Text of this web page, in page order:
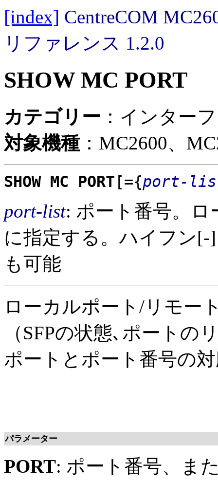
[index] CentreCOM
リファレンス 1.2.0
SHOW MC PORT
カテゴリー ：インター
対象機種 ：MC2600、
SHOW MC PORT [={port-
port-list: ポート番号。
に指定する。ハイフン
も可能
ローカルポート/リモー
（SFPの状態､ポートの
ポートとポート番号の
パラメーター
PORT: ポート番号、ま